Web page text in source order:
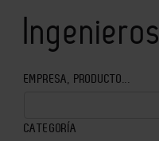
Ingenieros
EMPRESA, PRODUCTO...
CATEGORÍA